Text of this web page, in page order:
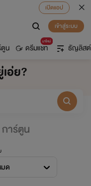
เปิดแอป
เข้าสู่ระบบ
น
มาใหม่
ดรีมแชท ธัญลิสต์
อ่ย?
การ์ตูน
ด